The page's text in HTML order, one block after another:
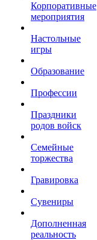
Корпоративные
мероприятия
Настольные
игры
Образование
Профессии
Праздники
родов войск
Семейные
торжества
Гравировка
Сувениры
Дополненная
реальность